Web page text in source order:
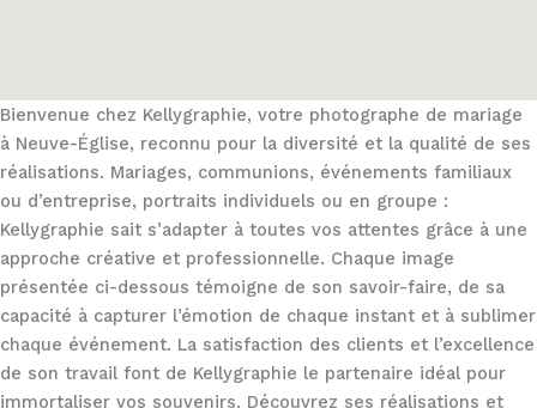
Bienvenue chez Kellygraphie, votre photographe de mariage
à Neuve-Église, reconnu pour la diversité et la qualité de ses
réalisations. Mariages, communions, événements familiaux
ou d’entreprise, portraits individuels ou en groupe :
Kellygraphie sait s’adapter à toutes vos attentes grâce à une
approche créative et professionnelle. Chaque image
présentée ci-dessous témoigne de son savoir-faire, de sa
capacité à capturer l’émotion de chaque instant et à sublimer
chaque événement. La satisfaction des clients et l’excellence
de son travail font de Kellygraphie le partenaire idéal pour
immortaliser vos souvenirs. Découvrez ses réalisations et